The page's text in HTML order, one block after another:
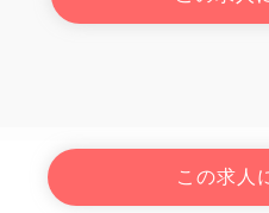
この求人
Powered